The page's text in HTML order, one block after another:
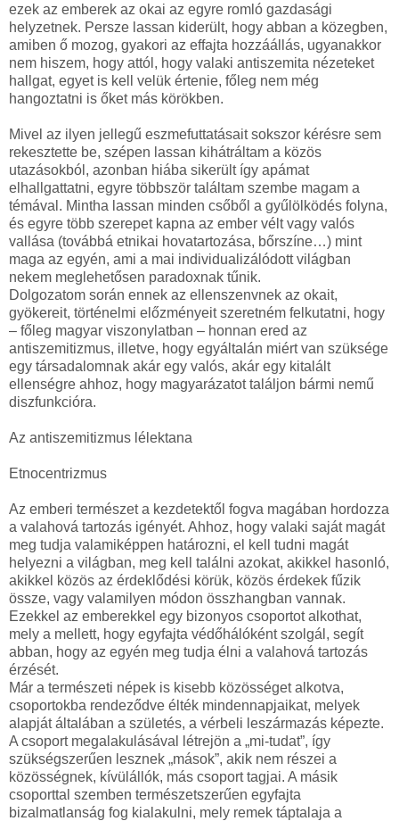
ezek az emberek az okai az egyre romló gazdasági
helyzetnek. Persze lassan kiderült, hogy abban a közegben,
amiben ő mozog, gyakori az effajta hozzáállás, ugyanakkor
nem hiszem, hogy attól, hogy valaki antiszemita nézeteket
hallgat, egyet is kell velük értenie, főleg nem még
hangoztatni is őket más körökben.
Mivel az ilyen jellegű eszmefuttatásait sokszor kérésre sem
rekesztette be, szépen lassan kihátráltam a közös
utazásokból, azonban hiába sikerült így apámat
elhallgattatni, egyre többször találtam szembe magam a
témával. Mintha lassan minden csőből a gyűlölködés folyna,
és egyre több szerepet kapna az ember vélt vagy valós
vallása (továbbá etnikai hovatartozása, bőrszíne…) mint
maga az egyén, ami a mai individualizálódott világban
nekem meglehetősen paradoxnak tűnik.
Dolgozatom során ennek az ellenszenvnek az okait,
gyökereit, történelmi előzményeit szeretném felkutatni, hogy
– főleg magyar viszonylatban – honnan ered az
antiszemitizmus, illetve, hogy egyáltalán miért van szüksége
egy társadalomnak akár egy valós, akár egy kitalált
ellenségre ahhoz, hogy magyarázatot találjon bármi nemű
diszfunkcióra.
Az antiszemitizmus lélektana
Etnocentrizmus
Az emberi természet a kezdetektől fogva magában hordozza
a valahová tartozás igényét. Ahhoz, hogy valaki saját magát
meg tudja valamiképpen határozni, el kell tudni magát
helyezni a világban, meg kell találni azokat, akikkel hasonló,
akikkel közös az érdeklődési körük, közös érdekek fűzik
össze, vagy valamilyen módon összhangban vannak.
Ezekkel az emberekkel egy bizonyos csoportot alkothat,
mely a mellett, hogy egyfajta védőhálóként szolgál, segít
abban, hogy az egyén meg tudja élni a valahová tartozás
érzését.
Már a természeti népek is kisebb közösséget alkotva,
csoportokba rendeződve élték mindennapjaikat, melyek
alapját általában a születés, a vérbeli leszármazás képezte.
A csoport megalakulásával létrejön a „mi-tudat”, így
szükségszerűen lesznek „mások”, akik nem részei a
közösségnek, kívülállók, más csoport tagjai. A másik
csoporttal szemben természetszerűen egyfajta
bizalmatlanság fog kialakulni, mely remek táptalaja a